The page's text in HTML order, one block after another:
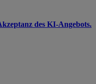
des KI-Angebots.